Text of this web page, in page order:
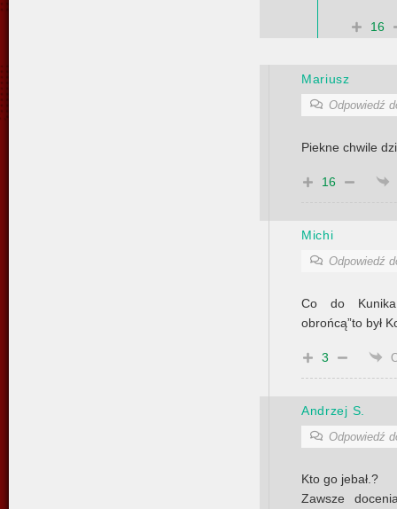
16
Mariusz
Odpowiedź
Piekne chwile
16
Michi
Odpowiedź
Co do Kunika
obrońcą”to był
3
Andrzej S.
Odpowiedź
Kto go jebał.?
Zawsze